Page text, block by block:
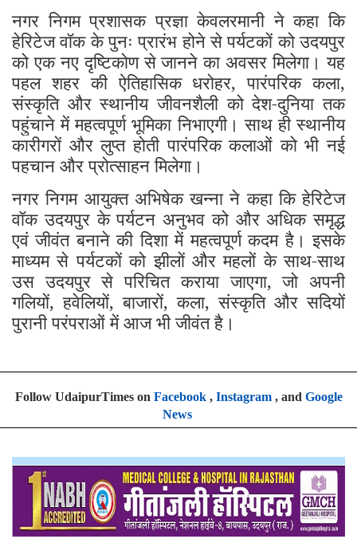
नगर निगम प्रशासक प्रज्ञा केवलरमानी ने कहा कि
हेरिटेज वॉक के पुनः प्रारंभ होने से पर्यटकों को उदयपुर
को एक नए दृष्टिकोण से जानने का अवसर मिलेगा। यह
पहल शहर की ऐतिहासिक धरोहर, पारंपरिक कला,
संस्कृति और स्थानीय जीवनशैली को देश-दुनिया तक
पहुंचाने में महत्वपूर्ण भूमिका निभाएगी। साथ ही स्थानीय
कारीगरों और लुप्त होती पारंपरिक कलाओं को भी नई
पहचान और प्रोत्साहन मिलेगा।
नगर निगम आयुक्त अभिषेक खन्ना ने कहा कि हेरिटेज
वॉक उदयपुर के पर्यटन अनुभव को और अधिक समृद्ध
एवं जीवंत बनाने की दिशा में महत्वपूर्ण कदम है। इसके
माध्यम से पर्यटकों को झीलों और महलों के साथ-साथ
उस उदयपुर से परिचित कराया जाएगा, जो अपनी
गलियों, हवेलियों, बाजारों, कला, संस्कृति और सदियों
पुरानी परंपराओं में आज भी जीवंत है।
Follow UdaipurTimes on Facebook, Instagram, and Google
News